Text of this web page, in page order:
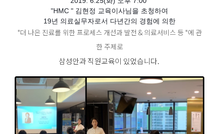
"HMC " 김현정 교육이사님을 초청하여
19년 의료실무자로서 다년간의 경험에 의한
"더 나은 진료를 위한 프로세스 개선과 발전 & 의료서비스 등 "에 관
한 주제로
삼성안과 직원교육이 있었습니다.